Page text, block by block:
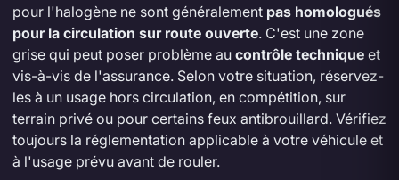
pour l'halogène ne sont généralement pas homologués
pour la circulation sur route ouverte. C'est une zone
grise qui peut poser problème au contrôle techniqueet
vis-à-vis de l'assurance. Selon votre situation, réservez-
les à un usage hors circulation, en compétition, sur
terrain privé ou pour certains feux antibrouillard. Vérifiez
toujours la réglementation applicable à votre véhicule et
à l'usage prévu avant de rouler.